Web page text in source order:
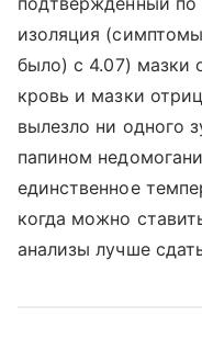
изоляция
было) с 4.07) мазки
кровь и мазки
вылезло ни одного
папином
единственное
когда можно
анализы лучше